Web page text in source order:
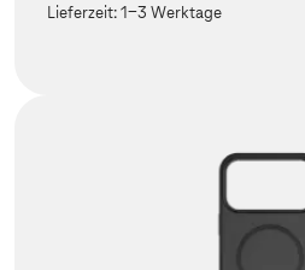
Lieferzeit:1-3 Werktage